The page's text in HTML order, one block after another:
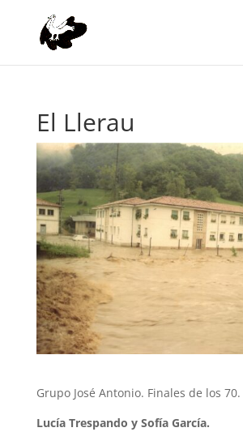
El Llerau
Grupo José Antonio. Finales de los 70.
Lucía Trespando y Sofía García.